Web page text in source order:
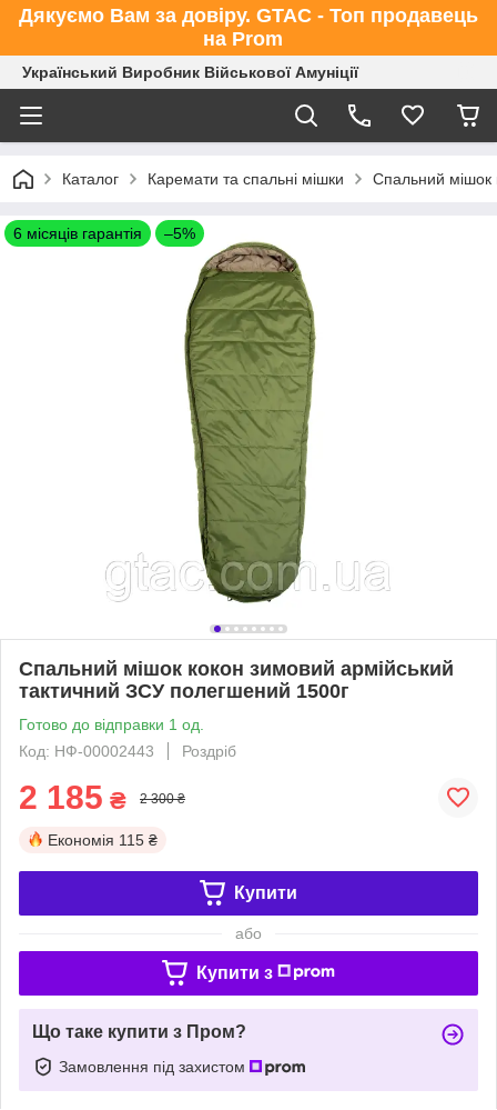
Дякуємо Вам за довіру. GTAC - Топ продавець
на Prom
Український Виробник Військової Амуніції
Каталог Каремати та спальні мішки Спальний мішок
6 місяців гарантія –5%
Спальний мішок кокон зимовий армійський
тактичний ЗСУ полегшений 1500г
Готово до відправки 1 од.
Код: НФ-00002443
Роздріб
2 185 ₴ 2 300 ₴
Економія 115 ₴
Купити
або
Купити з
Що таке купити з Пром?
Замовлення під захистом